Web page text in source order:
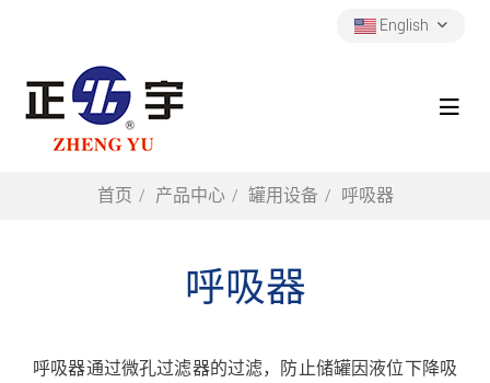
English
首页 产品中心 罐用设备 呼吸器
呼吸器
呼吸器通过微孔过滤器的过滤，防止储罐因液位下降吸